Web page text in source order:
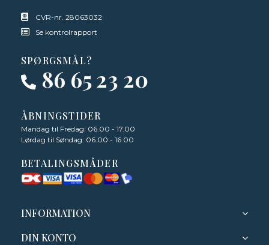
CVR-nr. 28063032
Se kontrolrapport
SPØRGSMÅL?
86 65 23 20
ÅBNINGSTIDER
Mandag til Fredag: 06.00 - 17.00
Lørdag til Søndag: 06.00 - 16.00
BETALINGSMÅDER
INFORMATION
DIN KONTO